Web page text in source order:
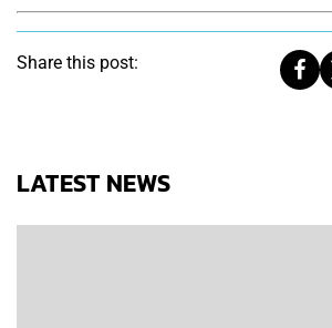
Share this post:
LATEST NEWS